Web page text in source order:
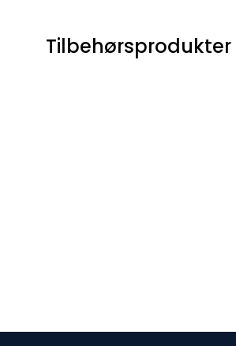
Tilbehørsprodukter